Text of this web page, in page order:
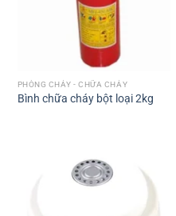
PHÒNG CHÁY - CHỮA CHÁY
Bình chữa cháy bột loại 2kg